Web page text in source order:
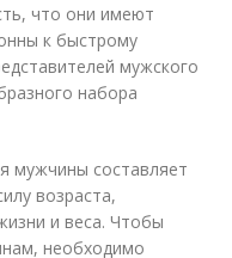
что они имеют
к быстрому
мужского
набора
мужчины составляет
возраста,
и веса. Чтобы
необходимо